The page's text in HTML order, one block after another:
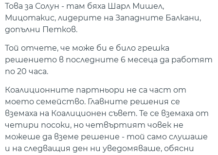
Това за Солун - там бяха Шарл Мишел,
Мицотакис, лидерите на Западните Балкани,
допълни Петков.
Той отчете, че може би е било грешка
решението в последните 6 месеца да работят
по 20 часа.
Коалиционните партньори не са част от
моето семейство. Главните решения се
вземаха на Коалиционен съвет. Те се вземаха от
четири посоки, но четвъртият човек не
можеше да вземе решение - той само слушаше
и на следващия ден ни уведомяваше, обясни